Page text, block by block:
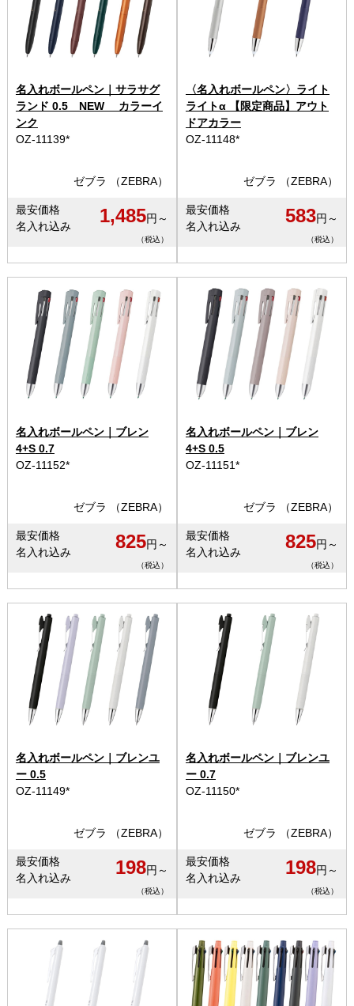
名入れボールペン｜サラサグ
ランド 0.5 NEW カラーイ
ンク
OZ-11139*
ゼブラ （ZEBRA）
最安価格
名入れ込み
1,485円～
（税込）
〈名入れボールペン〉ライト
ライトα 【限定商品】アウト
ドアカラー
OZ-11148*
ゼブラ （ZEBRA）
最安価格
名入れ込み
583円～
（税込）
名入れボールペン｜ブレン
4+S 0.7
OZ-11152*
ゼブラ （ZEBRA）
最安価格
名入れ込み
825円～
（税込）
名入れボールペン｜ブレン
4+S 0.5
OZ-11151*
ゼブラ （ZEBRA）
最安価格
名入れ込み
825円～
（税込）
名入れボールペン｜ブレンユ
ー 0.5
OZ-11149*
ゼブラ （ZEBRA）
最安価格
名入れ込み
198円～
（税込）
名入れボールペン｜ブレンユ
ー 0.7
OZ-11150*
ゼブラ （ZEBRA）
最安価格
名入れ込み
198円～
（税込）